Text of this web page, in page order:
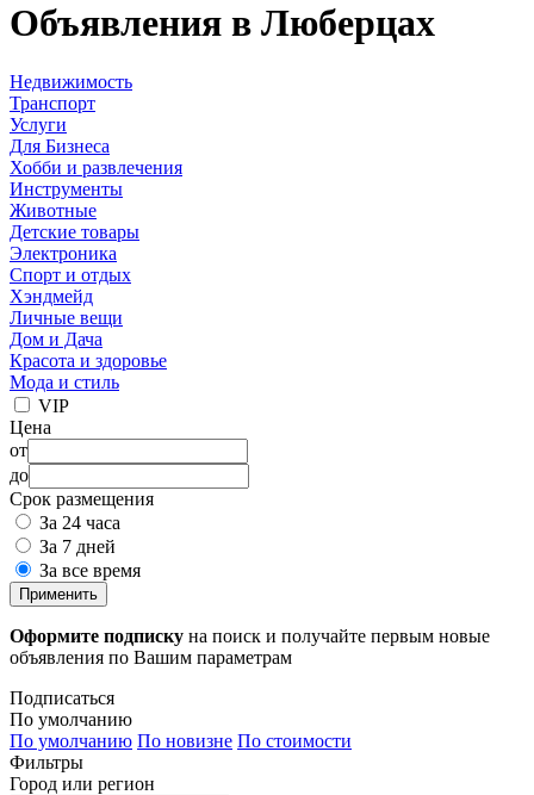
Объявления в Люберцах
Недвижимость
Транспорт
Услуги
Для Бизнеса
Хобби и развлечения
Инструменты
Животные
Детские товары
Электроника
Спорт и отдых
Хэндмейд
Личные вещи
Дом и Дача
Красота и здоровье
Мода и стиль
VIP
Цена
от
до
Срок размещения
За 24 часа
За 7 дней
За все время
Применить
Оформите подписку на поиск и получайте первым новые
объявления по Вашим параметрам
Подписаться
По умолчанию
По умолчанию По новизне По стоимости
Фильтры
Город или регион